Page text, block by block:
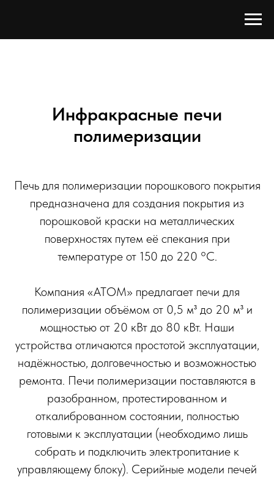
Инфракрасные печи
полимеризации
Печь для полимеризации порошкового покрытия
предназначена для создания покрытия из
порошковой краски на металлических
поверхностях путем её спекания при
температуре от 150 до 220 °C.
Компания «АТОМ» предлагает печи для
полимеризации объёмом от 0,5 м³ до 20 м³ и
мощностью от 20 кВт до 80 кВт. Наши
устройства отличаются простотой эксплуатации,
надёжностью, долговечностью и возможностью
ремонта. Печи полимеризации поставляются в
разобранном, протестированном и
откалиброванном состоянии, полностью
готовыми к эксплуатации (необходимо лишь
собрать и подключить электропитание к
управляющему блоку). Серийные модели печей